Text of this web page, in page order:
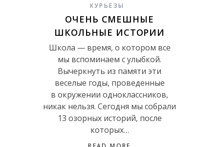
КУРЬЕЗЫ
ОЧЕНЬ СМЕШНЫЕ
ШКОЛЬНЫЕ ИСТОРИИ
Школа — время, о котором все
мы вспоминаем с улыбкой.
Вычеркнуть из памяти эти
веселые годы, проведенные
в окружении одноклассников,
никак нельзя. Сегодня мы собрали
13 озорных историй, после
которых…